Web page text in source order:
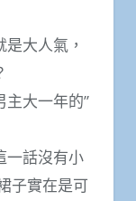
大人氣，
主大一年的”
一話沒有小
子實在是可